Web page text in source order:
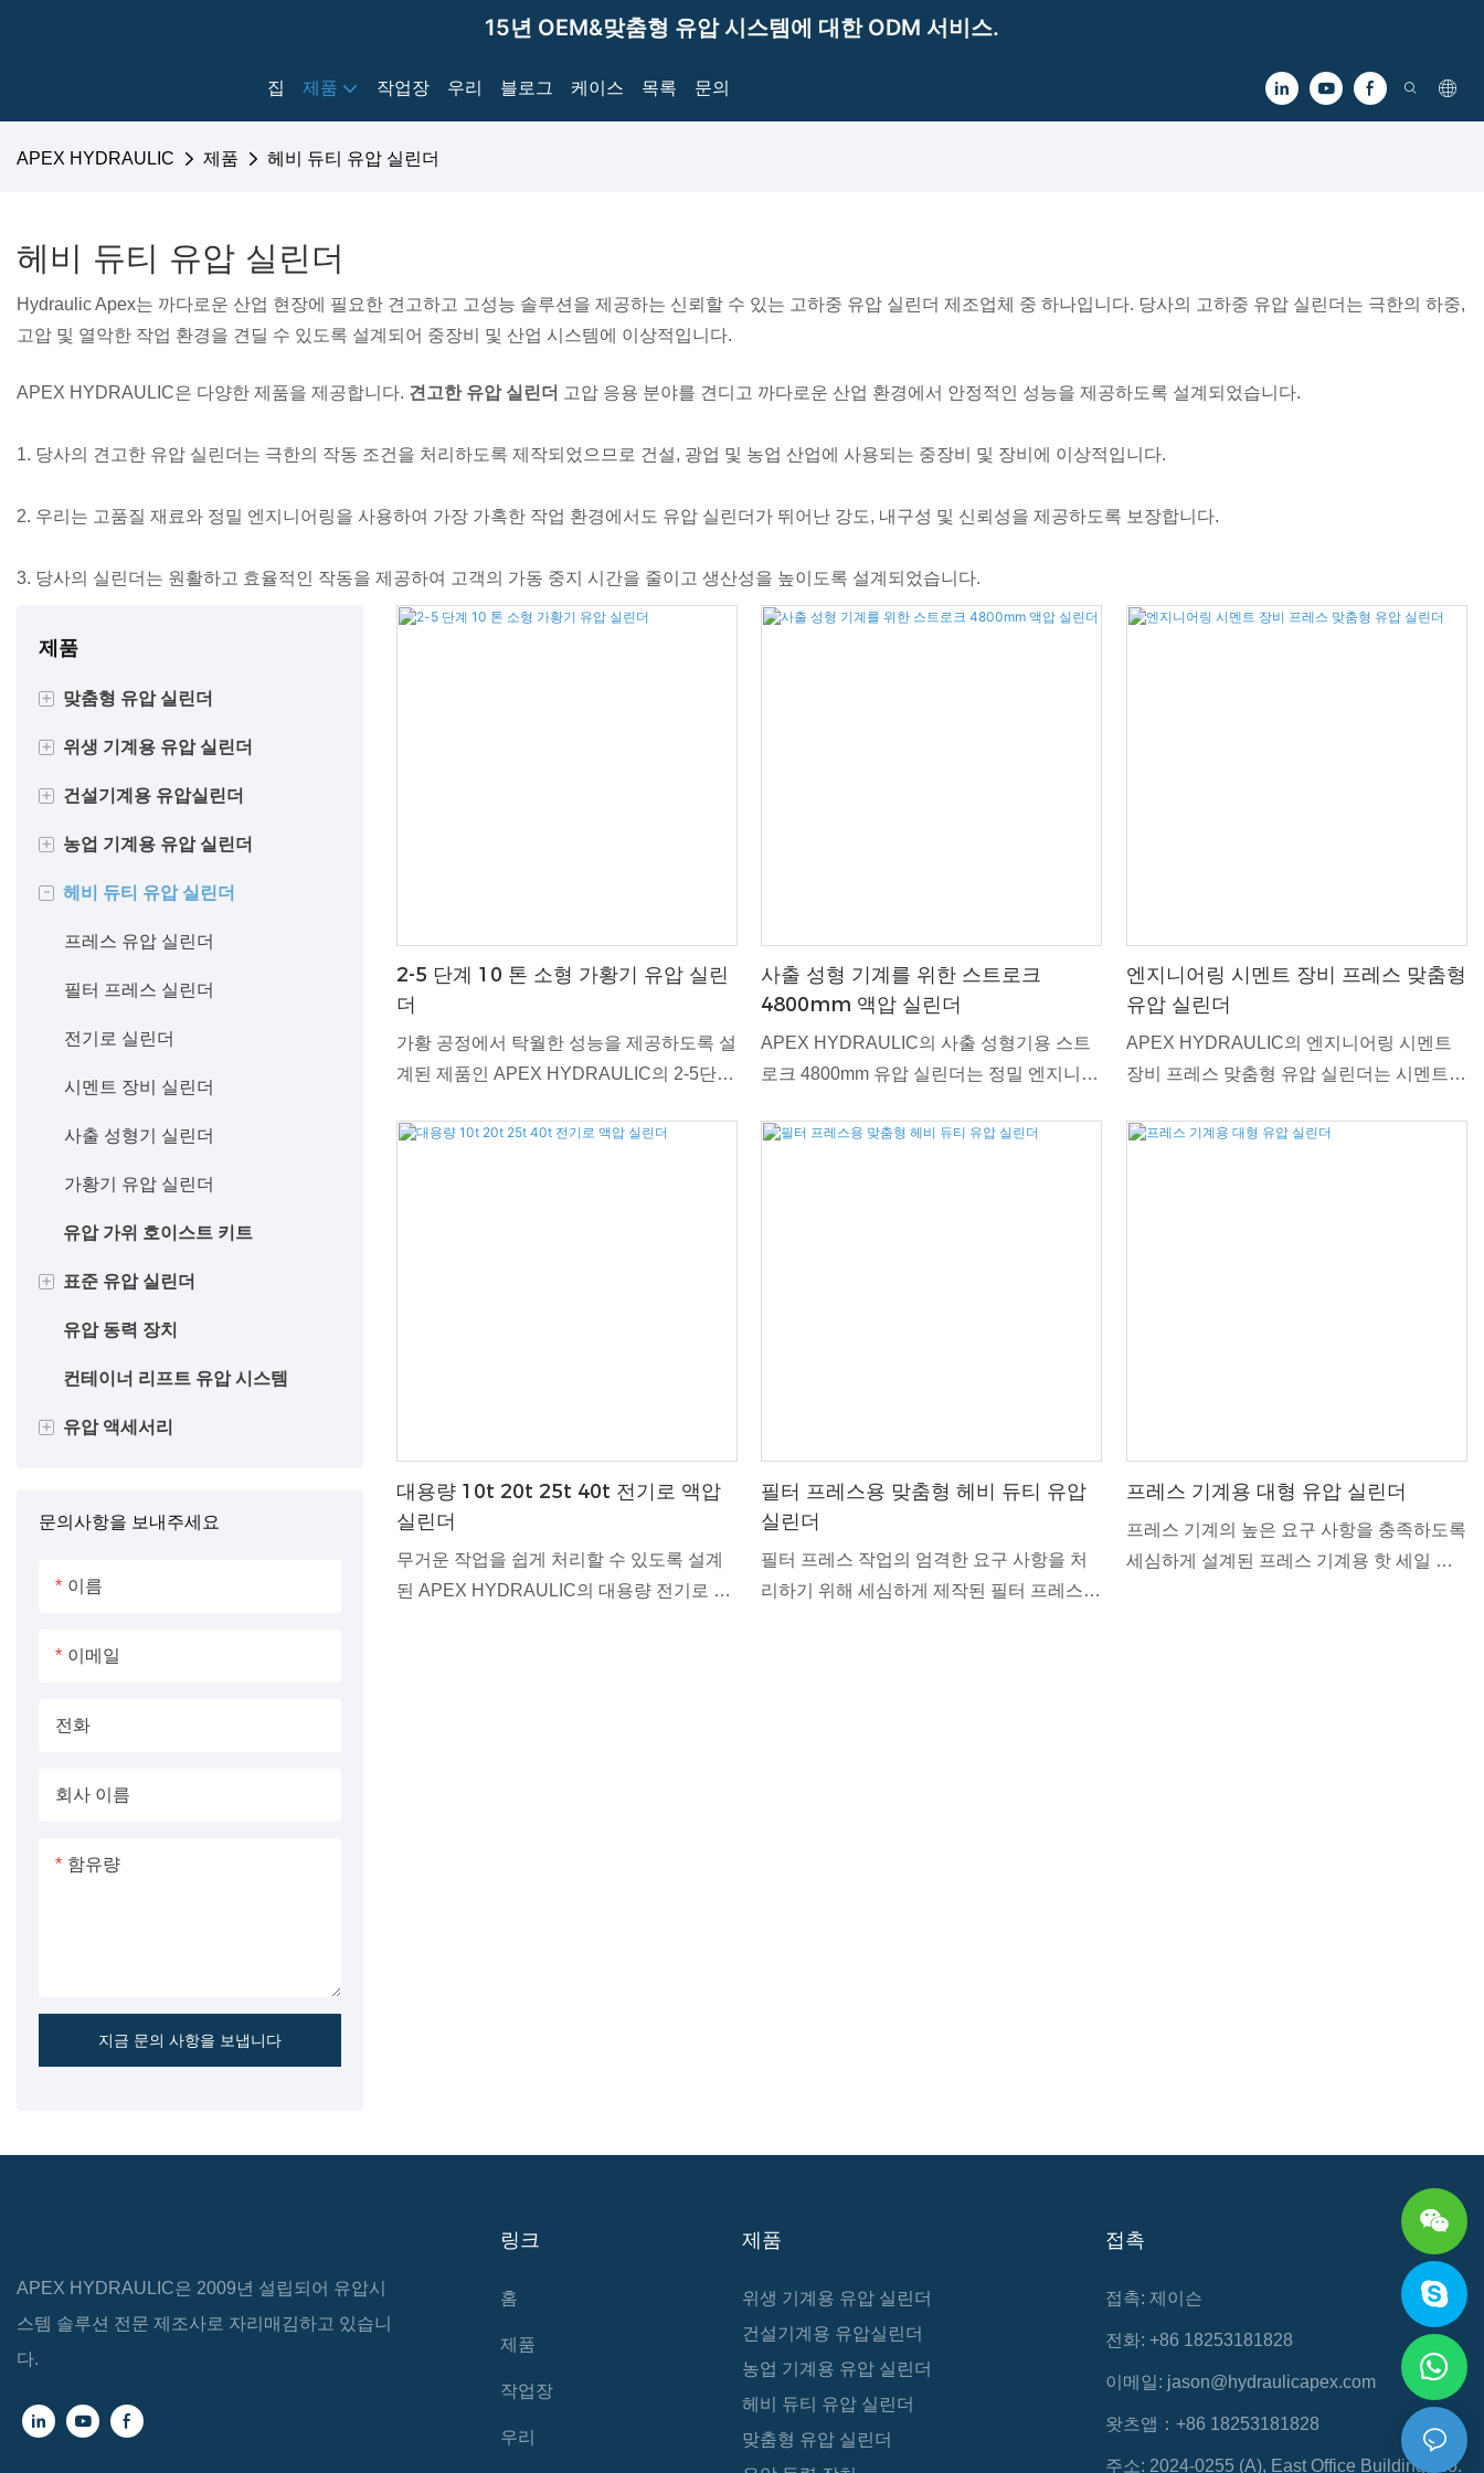
15년 OEM&맞춤형 유압 시스템에 대한 ODM 서비스.
집 제품 작업장 우리 블로그 케이스 목록 문의
APEX HYDRAULIC 제품 헤비 듀티 유압 실린더
헤비 듀티 유압 실린더
Hydraulic Apex는 까다로운 산업 현장에 필요한 견고하고 고성능 솔루션을 제공하는 신뢰할 수 있는 고하중 유압 실린더 제조업체 중 하나입니다. 당사의 고하중 유압 실린더는 극한의 하중,
고압 및 열악한 작업 환경을 견딜 수 있도록 설계되어 중장비 및 산업 시스템에 이상적입니다.
APEX HYDRAULIC은 다양한 제품을 제공합니다. 견고한 유압 실린더 고압 응용 분야를 견디고 까다로운 산업 환경에서 안정적인 성능을 제공하도록 설계되었습니다.
1. 당사의 견고한 유압 실린더는 극한의 작동 조건을 처리하도록 제작되었으므로 건설, 광업 및 농업 산업에 사용되는 중장비 및 장비에 이상적입니다.
2. 우리는 고품질 재료와 정밀 엔지니어링을 사용하여 가장 가혹한 작업 환경에서도 유압 실린더가 뛰어난 강도, 내구성 및 신뢰성을 제공하도록 보장합니다.
3. 당사의 실린더는 원활하고 효율적인 작동을 제공하여 고객의 가동 중지 시간을 줄이고 생산성을 높이도록 설계되었습니다.
제품
+ 맞춤형 유압 실린더
복동 실린더
단동 실린더
용접 바디 실린더
타이로드 실린더
텔레스코픽 실린더
중공 로드 실린더
양로드 실린더
쿠션 실린더
제설기 실린더
스테인레스 스틸 실린더
+ 위생 기계용 유압 실린더
쓰레기 수거차 유압 실린더
폐기물 소각로 유압 실린더
유압 후크 리프트 실린더
롤오프 트럭 유압 실린더
Tarper 시스템 유압 실린더
압축기용 유압 실린더
베일러용 유압 실린더
러거 호이스트 트럭용 유압 실린
+ 건설기계용 유압실린더
굴착기 액압 실린더
로더 유압 실린더
덤프트럭 실린더
트레일러 액압 실린더
공중 작업 실린더
트럭 크레인 실린더
회전식 드릴링 실린더
자동차 리프트 실린더
+ 농업 기계용 유압 실린더
플립 쟁기 실린더
원형 포장기 실린더
트랙터 유압 실린더
농기구 유압 실린더
경운기 유압 실린더
스프레더 유압 실린더
타일 ​​쟁기 실린더
통풍기 유압 실린더
- 헤비 듀티 유압 실린더
프레스 유압 실린더
필터 프레스 실린더
전기로 실린더
시멘트 장비 실린더
사출 성형기 실린더
가황기 유압 실린더
유압 가위 호이스트 키트
+ 표준 유압 실린더
쓰레기 수거차 실린더
유압 동력 장치
컨테이너 리프트 유압 시스템
+ 유압 액세서리
고압 기어 펌프
문의사항을 보내주세요
이름
이메일
전화
회사 이름
함유량
지금 문의 사항을 보냅니다
2-5 단계 10 톤 소형 가황기 유압 실린
더
가황 공정에서 탁월한 성능을 제공하도록 설
계된 제품인 APEX HYDRAULIC의 2-5단계
다. 이 다단계 유압 실린더는 고압 및 온도 조
사출 성형 기계를 위한 스트로크
4800mm 액압 실린더
APEX HYDRAULIC의 사출 성형기용 스트
로크 4800mm 유압 실린더는 정밀 엔지니어
대 사출 성형 작업의 까다로운 요구 사항을
엔지니어링 시멘트 장비 프레스 맞춤형
유압 실린더
APEX HYDRAULIC의 엔지니어링 시멘트
장비 프레스 맞춤형 유압 실린더는 시멘트
되었습니다. 이 견고한 실린더는 프레스 응
대용량 10t 20t 25t 40t 전기로 액압
실린더
무거운 작업을 쉽게 처리할 수 있도록 설계
된 APEX HYDRAULIC의 대용량 전기로 유
필터 프레스용 맞춤형 헤비 듀티 유압
실린더
필터 프레스 작업의 엄격한 요구 사항을 처
리하기 위해 세심하게 제작된 필터 프레스용
프레스 기계용 대형 유압 실린더
프레스 기계의 높은 요구 사항을 충족하도록
세심하게 설계된 프레스 기계용 핫 세일 대
APEX HYDRAULIC은 2009년 설립되어 유압시
스템 솔루션 전문 제조사로 자리매김하고 있습니
다.
링크
홈
제품
작업장
우리
제품
위생 기계용 유압 실린더
건설기계용 유압실린더
농업 기계용 유압 실린더
헤비 듀티 유압 실린더
맞춤형 유압 실린더
접촉
접촉: 제이슨
전화: +86 18253181828
이메일: jason@hydraulicapex.com
왓츠앱：+86 18253181828
주소: 2024-0255 (A), East Office Building, No.